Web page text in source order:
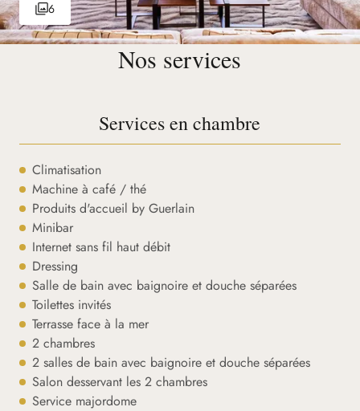
6
Nos services
Services en chambre
Climatisation
Machine à café / thé
Produits d'accueil by Guerlain
Minibar
Internet sans fil haut débit
Dressing
Salle de bain avec baignoire et douche séparées
Toilettes invités
Terrasse face à la mer
2 chambres
2 salles de bain avec baignoire et douche séparées
Salon desservant les 2 chambres
Service majordome